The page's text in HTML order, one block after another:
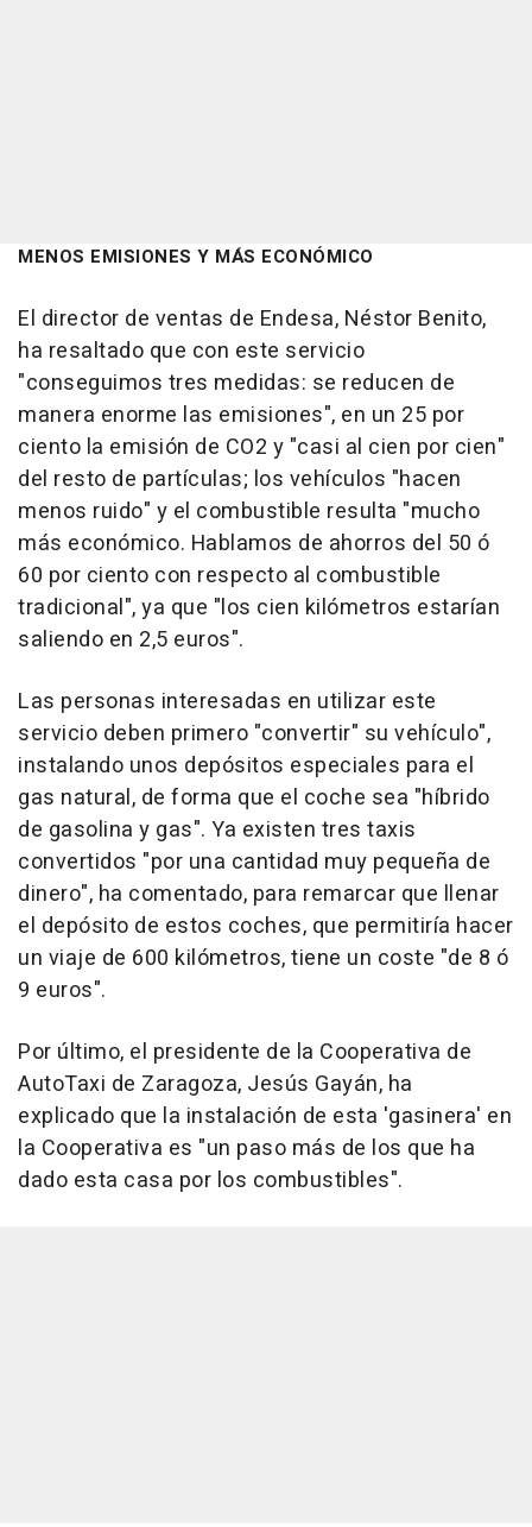
MENOS EMISIONES Y MÁS ECONÓMICO
El director de ventas de Endesa, Néstor Benito,
ha resaltado que con este servicio
"conseguimos tres medidas: se reducen de
manera enorme las emisiones", en un 25 por
ciento la emisión de CO2 y "casi al cien por cien"
del resto de partículas; los vehículos "hacen
menos ruido" y el combustible resulta "mucho
más económico. Hablamos de ahorros del 50 ó
60 por ciento con respecto al combustible
tradicional", ya que "los cien kilómetros estarían
saliendo en 2,5 euros".
Las personas interesadas en utilizar este
servicio deben primero "convertir" su vehículo",
instalando unos depósitos especiales para el
gas natural, de forma que el coche sea "híbrido
de gasolina y gas". Ya existen tres taxis
convertidos "por una cantidad muy pequeña de
dinero", ha comentado, para remarcar que llenar
el depósito de estos coches, que permitiría hacer
un viaje de 600 kilómetros, tiene un coste "de 8 ó
9 euros".
Por último, el presidente de la Cooperativa de
AutoTaxi de Zaragoza, Jesús Gayán, ha
explicado que la instalación de esta 'gasinera' en
la Cooperativa es "un paso más de los que ha
dado esta casa por los combustibles".